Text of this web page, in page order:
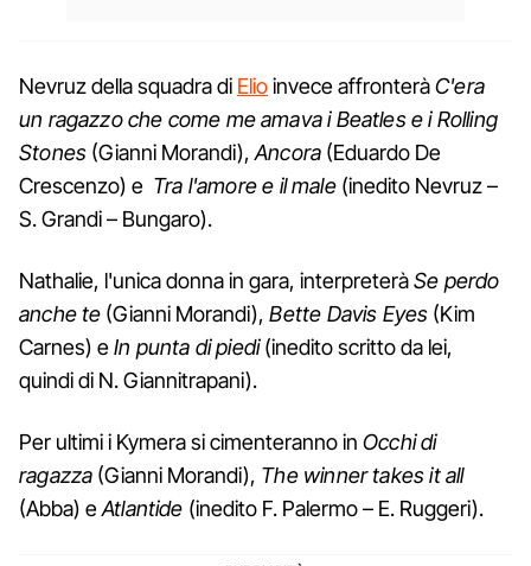
Nevruz della squadra di Elioinvece affronteràC'era
un ragazzo che come me amava i Beatles e i Rolling
Stones (Gianni Morandi),Ancora (Eduardo De
Crescenzo) e Tra l'amore e il male (inedito Nevruz –
S. Grandi – Bungaro).
Nathalie, l'unica donna in gara, interpreteràSe perdo
anche te (Gianni Morandi),Bette Davis Eyes (Kim
Carnes) eIn punta di piedi(inedito scritto da lei,
quindi di N. Giannitrapani).
Per ultimi i Kymera si cimenteranno in Occhi di
ragazza (Gianni Morandi), The winner takes it all
(Abba) eAtlantide (inedito F. Palermo – E. Ruggeri).